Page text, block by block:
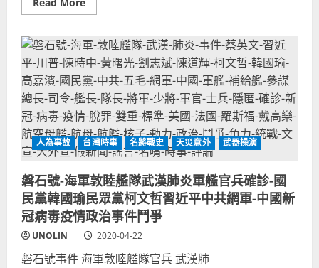
舉
&
香
港
民
主
派
議
員！
台
灣
刪
Q、
香
DQ(轉
貼
文
章)
more
河
拆
橋？
李
登
輝
vs
柯
文
哲！
格
局
大
不
同
(林
維
基
《新
公
民
議
會》
人為事故 台灣時事 名將戰史 天災意外 武器操演
磐石號-海軍敦睦艦隊武漢肺炎軍艦官兵確診-國
民黨韓國瑜民眾黨柯文哲習近平中共網軍-中國新
冠病毒疫情政治事件鬥爭
UNOLIN 2020-04-22
磐石號事件 海軍敦睦艦隊官兵 武漢肺